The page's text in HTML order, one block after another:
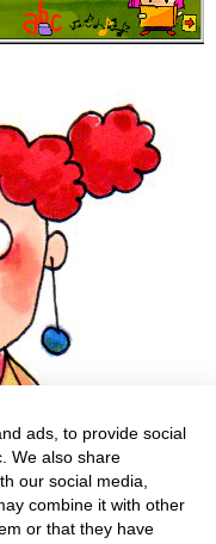
ads, to provide social
We also share
our social media,
combine it with other
or that they have